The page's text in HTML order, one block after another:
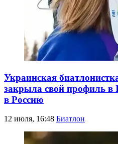
Украинская
закрыла свой профиль в
в Россию
12 июля, 16:48 Биатлон